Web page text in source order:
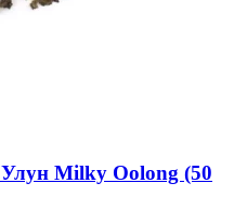
Milky Oolong (50